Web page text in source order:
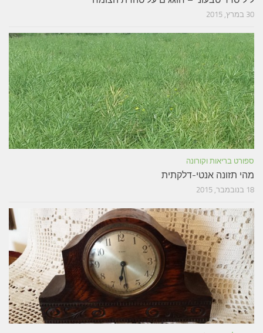
30 במרץ, 2015
ספורט בריאות וקורונה
מהי תזונה אנטי-דלקתית
18 בנובמבר, 2015